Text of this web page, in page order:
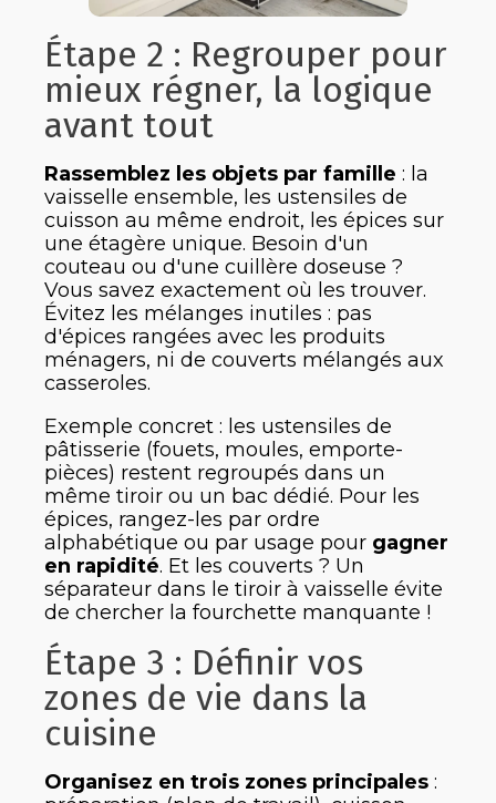
Étape 2 : Regrouper pour
mieux régner, la logique
avant tout
Rassemblez les objets par famille : la
vaisselle ensemble, les ustensiles de
cuisson au même endroit, les épices sur
une étagère unique. Besoin d'un
couteau ou d'une cuillère doseuse ?
Vous savez exactement où les trouver.
Évitez les mélanges inutiles : pas
d'épices rangées avec les produits
ménagers, ni de couverts mélangés aux
casseroles.
Exemple concret : les ustensiles de
pâtisserie (fouets, moules, emporte-
pièces) restent regroupés dans un
même tiroir ou un bac dédié. Pour les
épices, rangez-les par ordre
alphabétique ou par usage pour gagner
en rapidité. Et les couverts ? Un
séparateur dans le tiroir à vaisselle évite
de chercher la fourchette manquante !
Étape 3 : Définir vos
zones de vie dans la
cuisine
Organisez en trois zones principales :